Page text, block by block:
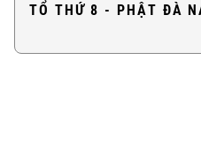
TỔ THỨ 8 - PHẬT ĐÀ